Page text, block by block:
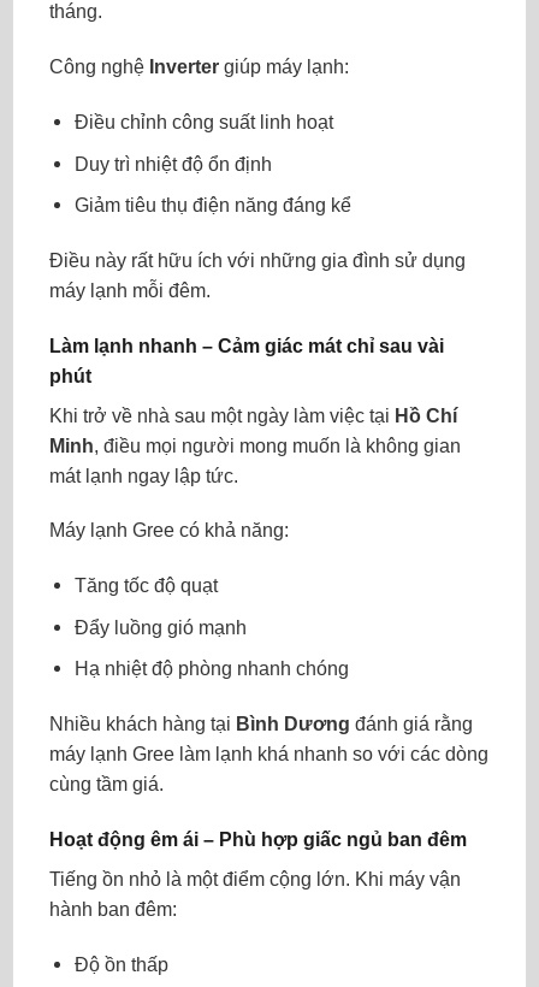
tháng.
Công nghệ Inverter giúp máy lạnh:
Điều chỉnh công suất linh hoạt
Duy trì nhiệt độ ổn định
Giảm tiêu thụ điện năng đáng kể
Điều này rất hữu ích với những gia đình sử dụng
máy lạnh mỗi đêm.
Làm lạnh nhanh – Cảm giác mát chỉ sau vài
phút
Khi trở về nhà sau một ngày làm việc tại Hồ Chí
Minh, điều mọi người mong muốn là không gian
mát lạnh ngay lập tức.
Máy lạnh Gree có khả năng:
Tăng tốc độ quạt
Đẩy luồng gió mạnh
Hạ nhiệt độ phòng nhanh chóng
Nhiều khách hàng tại Bình Dương đánh giá rằng
máy lạnh Gree làm lạnh khá nhanh so với các dòng
cùng tầm giá.
Hoạt động êm ái – Phù hợp giấc ngủ ban đêm
Tiếng ồn nhỏ là một điểm cộng lớn. Khi máy vận
hành ban đêm:
Độ ồn thấp